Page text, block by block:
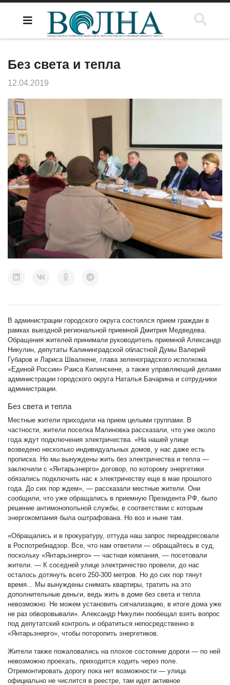
Без света и тепла
12.04.2019
В администрации городского округа состоялся прием граждан в
рамках выездной региональной приемной Дмитрия Медведева.
Обращения жителей принимали руководитель приемной Александр
Никулин, депутаты Калининградской областной Думы Валерий
Губаров и Лариса Швалкене, глава зеленоградского исполкома
«Единой России» Раиса Килинскене, а также управляющий делами
администрации городского округа Наталья Бачарина и сотрудники
администрации.
Без света и тепла
Местные жители приходили на прием целыми группами. В
частности, жители поселка Малиновка рассказали, что уже около
года ждут подключения электричества. «На нашей улице
возведено несколько индивидуальных домов, у нас даже есть
прописка. Но мы вынуждены жить без электричества и тепла —
заключили с «Янтарьэнерго» договор, по которому энергетики
обязались подключить нас к электричеству еще в мае прошлого
года. До сих пор ждем», — рассказали местные жители. Они
сообщили, что уже обращались в приемную Президента РФ, было
решение антимонопольной службы, в соответствии с которым
энергокомпания была оштрафована. Но воз и ныне там.
«Обращались и в прокуратуру, оттуда наш запрос переадресовали
в Роспотребнадзор. Все, что нам ответили — обращайтесь в суд,
поскольку «Янтарьэнерго» — частная компания, — посетовали
жители. — К соседней улице электричество провели, до нас
осталось дотянуть всего 250-300 метров. Но до сих пор тянут
время... Мы вынуждены снимать квартиры, тратить на это
дополнительные деньги, ведь жить в доме без света и тепла
невозможно. Не можем установить сигнализацию, в итоге дома уже
не раз обворовывали». Александр Никулин пообещал взять вопрос
под депутатский контроль и обратиться непосредственно в
«Янтарьэнерго», чтобы поторопить энергетиков.
Жители также пожаловались на плохое состояние дороги — по ней
невозможно проехать, приходится ходить через поле.
Отремонтировать дорогу пока нет возможности — улица
официально не числится в реестре, там идет активное